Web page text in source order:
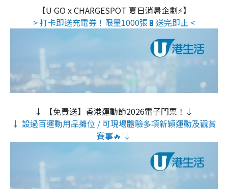
【U GO x CHARGESPOT 夏日消暑企劃⚡】
> 打卡即送充電券！限量1000張🔋送完即止 <
↓ 【免費送】香港運動節2026電子門票！↓
↓ 設過百運動用品攤位 / 可現場體驗多項新穎運動及觀賞
賽事🔥 ↓